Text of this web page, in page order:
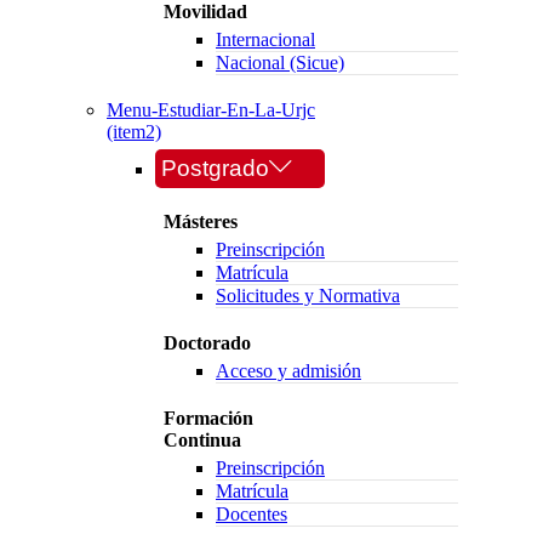
Movilidad
Internacional
Nacional (Sicue)
Menu-Estudiar-En-La-Urjc
(item2)
Postgrado
Másteres
Preinscripción
Matrícula
Solicitudes y Normativa
Doctorado
Acceso y admisión
Formación
Continua
Preinscripción
Matrícula
Docentes